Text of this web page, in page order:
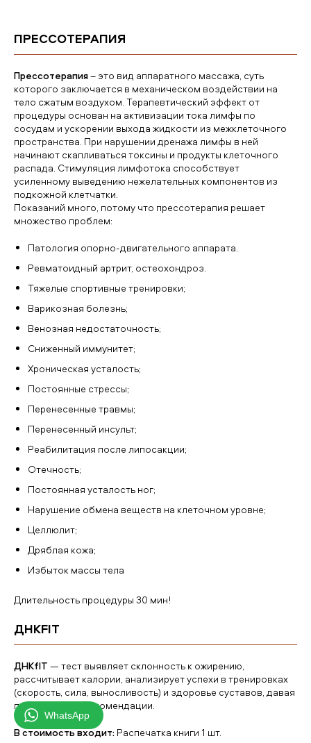
ПРЕССОТЕРАПИЯ
Прессотерапия– это вид аппаратного массажа, суть
которого заключается в механическом воздействии на
тело сжатым воздухом. Терапевтический эффект от
процедуры основан на активизации тока лимфы по
сосудам и ускорении выхода жидкости из межклеточного
пространства. При нарушении дренажа лимфы в ней
начинают скапливаться токсины и продукты клеточного
распада. Стимуляция лимфотока способствует
усиленному выведению нежелательных компонентов из
подкожной клетчатки.
Показаний много, потому что прессотерапия решает
множество проблем:
Патология опорно-двигательного аппарата.
Ревматоидный артрит, остеохондроз.
Тяжелые спортивные тренировки;
Варикозная болезнь;
Венозная недостаточность;
Сниженный иммунитет;
Хроническая усталость;
Постоянные стрессы;
Перенесенные травмы;
Перенесенный инсульт;
Реабилитация после липосакции;
Отечность;
Постоянная усталость ног;
Нарушение обмена веществ на клеточном уровне;
Целлюлит;
Дряблая кожа;
Избыток массы тела
Длительность процедуры 30 мин!
ДНКFIT
ДНКfIT — тест выявляет склонность к ожирению,
рассчитывает калории, анализирует успехи в тренировках
(скорость, сила, выносливость) и здоровье суставов, давая
персональные рекомендации.
В стоимость входит: Распечатка книги 1 шт.
WhatsApp